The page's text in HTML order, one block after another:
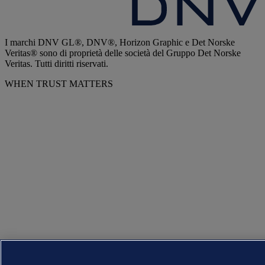
I marchi DNV GL®, DNV®, Horizon Graphic e Det Norske
Veritas® sono di proprietà delle società del Gruppo Det Norske
Veritas. Tutti diritti riservati.
WHEN TRUST MATTERS